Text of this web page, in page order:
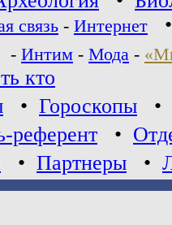
связь - Интернет
- Интим - Мода -
кто
• Гороскопы •
референт •
• Партнеры •